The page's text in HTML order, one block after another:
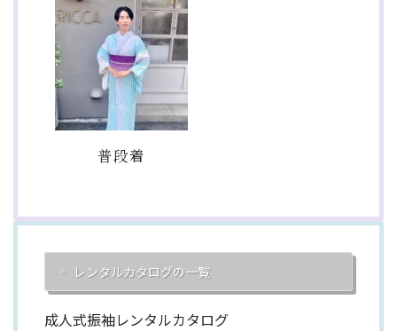
普段着
レンタルカタログの一覧
成人式振袖レンタルカタログ